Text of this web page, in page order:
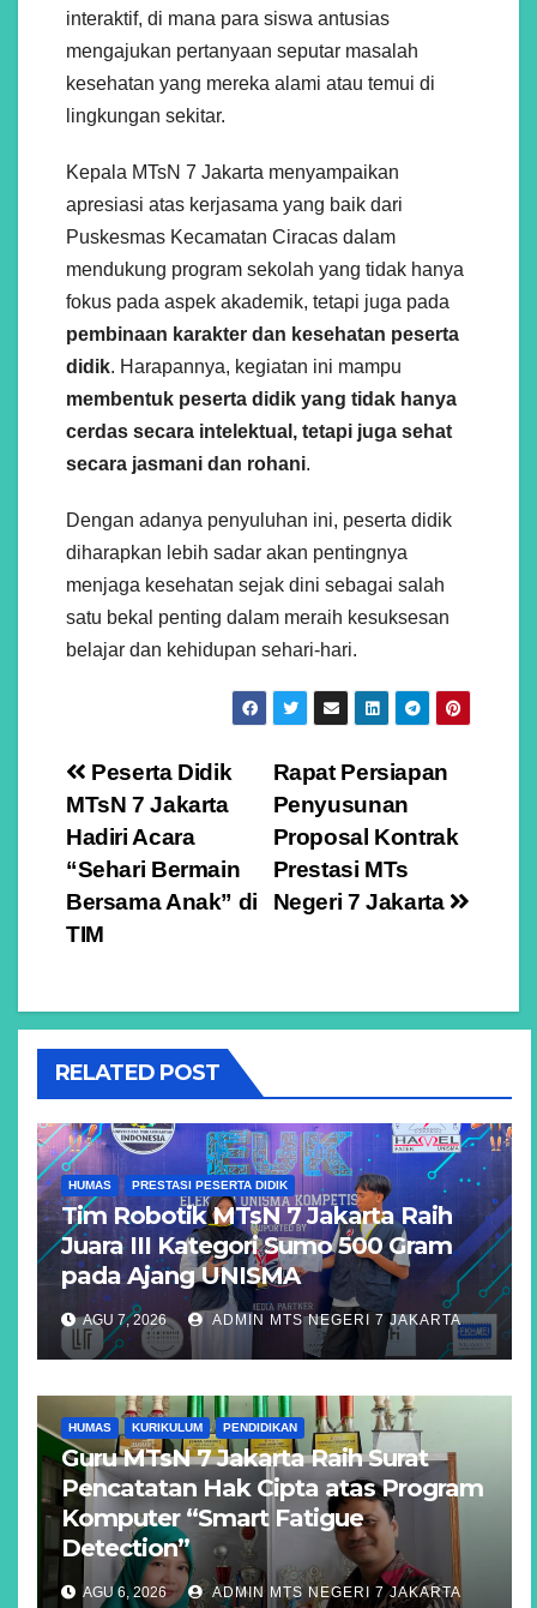
interaktif, di mana para siswa antusias
mengajukan pertanyaan seputar masalah
kesehatan yang mereka alami atau temui di
lingkungan sekitar.
Kepala MTsN 7 Jakarta menyampaikan
apresiasi atas kerjasama yang baik dari
Puskesmas Kecamatan Ciracas dalam
mendukung program sekolah yang tidak hanya
fokus pada aspek akademik, tetapi juga pada
pembinaan karakter dan kesehatan peserta
didik. Harapannya, kegiatan ini mampu
membentuk peserta didik yang tidak hanya
cerdas secara intelektual, tetapi juga sehat
secara jasmani dan rohani.
Dengan adanya penyuluhan ini, peserta didik
diharapkan lebih sadar akan pentingnya
menjaga kesehatan sejak dini sebagai salah
satu bekal penting dalam meraih kesuksesan
belajar dan kehidupan sehari-hari.
Navigasi
pos
Rapat Persiapan
Penyusunan
Proposal Kontrak
Prestasi MTs
Negeri 7 Jakarta
Peserta Didik
MTsN 7 Jakarta
Hadiri Acara
“Sehari Bermain
Bersama Anak” di
TIM
RELATED POST
HUMAS PRESTASI PESERTA DIDIK
Tim Robotik MTsN 7 Jakarta Raih
Juara III Kategori Sumo 500 Gram
pada Ajang UNISMA
AGU 7, 2026 ADMIN MTS NEGERI 7 JAKARTA
HUMAS KURIKULUM PENDIDIKAN
Guru MTsN 7 Jakarta Raih Surat
Pencatatan Hak Cipta atas Program
Komputer “Smart Fatigue
Detection”
AGU 6, 2026 ADMIN MTS NEGERI 7 JAKARTA